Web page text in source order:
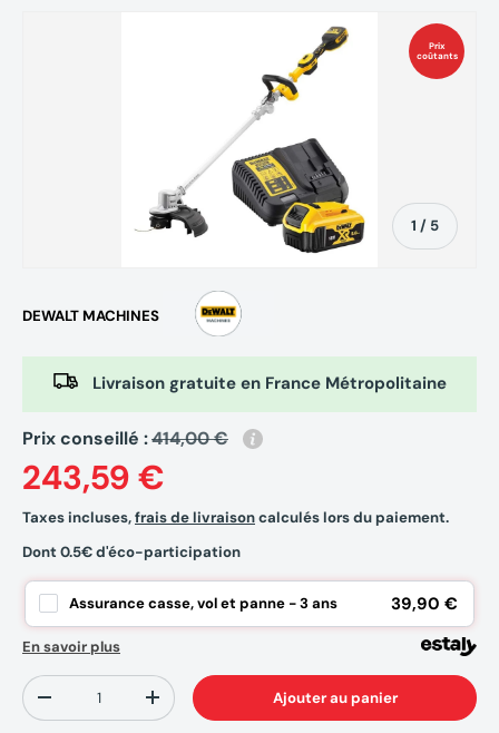
Prix
coûtants
1 / de
5
DEWALT MACHINES
Livraison gratuite en France Métropolitaine
Prix conseillé :414,00 €
243,59 €
Taxes incluses,frais de livraisoncalculés lors du paiement.
Dont 0.5€ d'éco-participation
Assurance casse, vol et panne - 3 ans 39,90 €
En savoir plus
Qté
-
+ Ajouter au panier